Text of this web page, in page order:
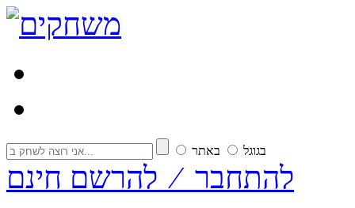
בגוגל באתר
להתחבר ⁄ להרשם חינם